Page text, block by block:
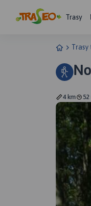
Trasy
Trasy
4 km 52